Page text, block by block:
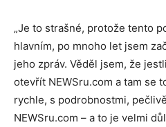
„Je to strašné, protože tento
hlavním, po mnoho let jsem
jeho zpráv. Věděl jsem, že
otevřít NEWSru.com a tam se
rychle, s podrobnostmi,
NEWSru.com – a to je velmi